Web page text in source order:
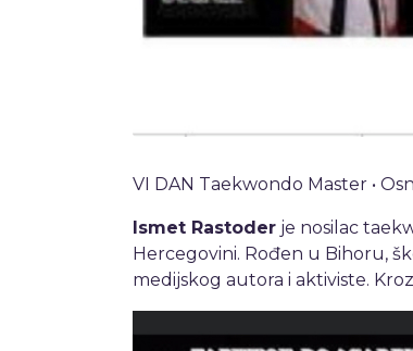
VI DAN Taekwondo Master •
Ismet Rastoder je nosilac
Hercegovini. Rođen u Bihoru,
medijskog autora i aktiviste.